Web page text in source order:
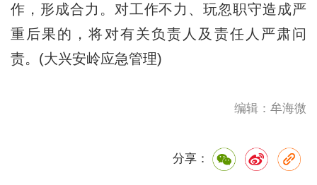
作，形成合力。对工作不力、玩忽职守造成严
重后果的，将对有关负责人及责任人严肃问
责。(大兴安岭应急管理)
编辑：牟海微
分享：